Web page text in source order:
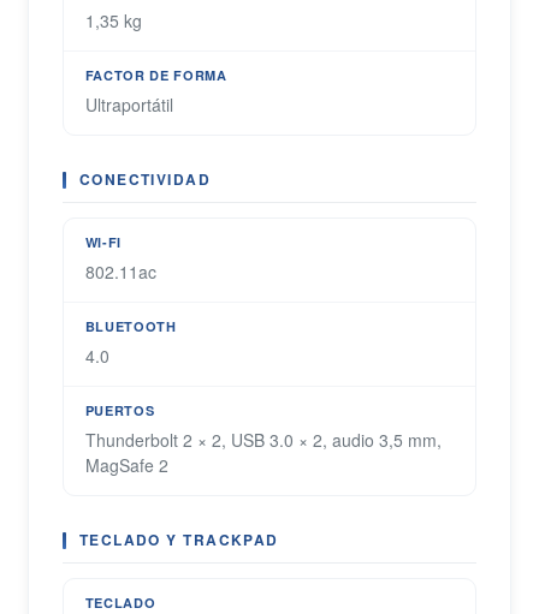
1,35 kg
FACTOR DE FORMA
Ultraportátil
CONECTIVIDAD
WI-FI
802.11ac
BLUETOOTH
4.0
PUERTOS
Thunderbolt 2 × 2, USB 3.0 × 2, audio 3,5 mm,
MagSafe 2
TECLADO Y TRACKPAD
TECLADO